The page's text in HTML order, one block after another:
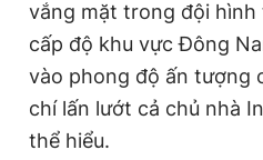
vắng mặt trong đội hình
cấp độ khu vực Đông
vào phong độ ấn tượng
chí lấn lướt cả chủ nhà
thể hiểu.